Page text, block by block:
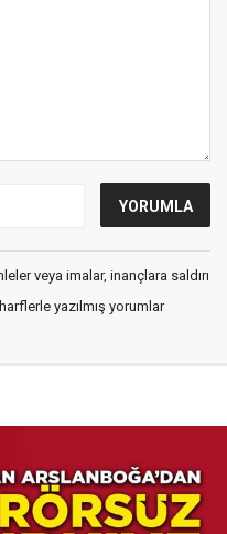
veya imalar, inançlara saldırı
yazılmış yorumlar